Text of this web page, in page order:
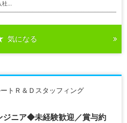
...
気になる
トＲ＆Ｄスタッフィング
ジニア◆未経験歓迎／賞与約